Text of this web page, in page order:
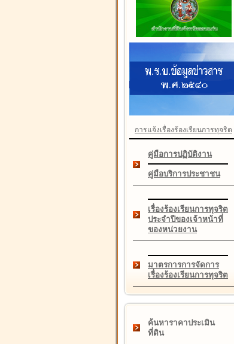
การแจ้งเรื่องร้องเรียนการทุจริต
คู่มือการปฏิบัติงาน
คู่มือบริการประชาชน
เรื่องร้องเรียนการทุจริต
ประจำปีของเจ้าหน้าที่
ของหน่วยงาน
มาตรการการจัดการ
เรื่องร้องเรียนการทุจริต
ค้นหาราคาประเมิน
ที่ดิน